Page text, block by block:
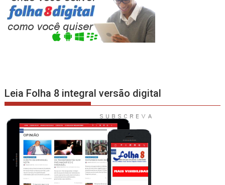
Leia Folha 8 integral versão digital